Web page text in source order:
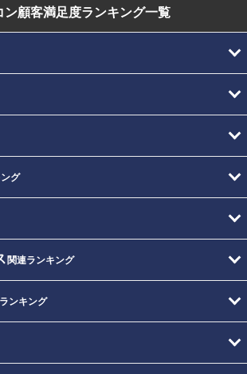
ン顧客満足度ランキング一覧
グ
関連ランキング
ンキング